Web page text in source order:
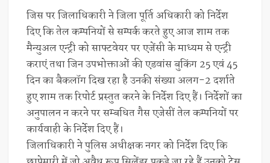
जिस पर जिलाधिकारी ने जिला पूर्ति अधिकारी को निर्देश
दिए कि तेल कम्पनियों से सम्पर्क करते हुए आज शाम तक
मैन्युअल एन्ट्री को साफ्टवेयर पर एजेंसी के माध्यम से एन्ट्री
कराएं तथा जिन उपभोक्ताओं की एडवांस बुकिंग 25 एवं 45
दिन का बैकलॉग दिख रहा है उनकी संख्या अलग-2 दर्शाते
हुए शाम तक रिपोर्ट प्रस्तुत करने के निर्देश दिए हैं। निर्देशों का
अनुपालन न करने पर सम्बधित गैस एजेसीं तेल कम्पनियों पर
कार्यवाही के निर्देश दिए हैं।
जिलाधिकारी ने पुलिस अधीक्षक नगर को निर्देश दिए कि